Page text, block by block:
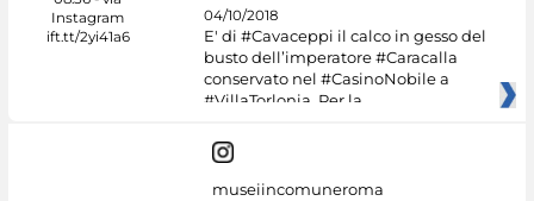
04/10/2018
E' di #Cavaceppi il calco in gesso del
busto dell’imperatore #Caracalla
conservato nel #CasinoNobile a
#VillaTorlonia. Per la
museiincomuneroma